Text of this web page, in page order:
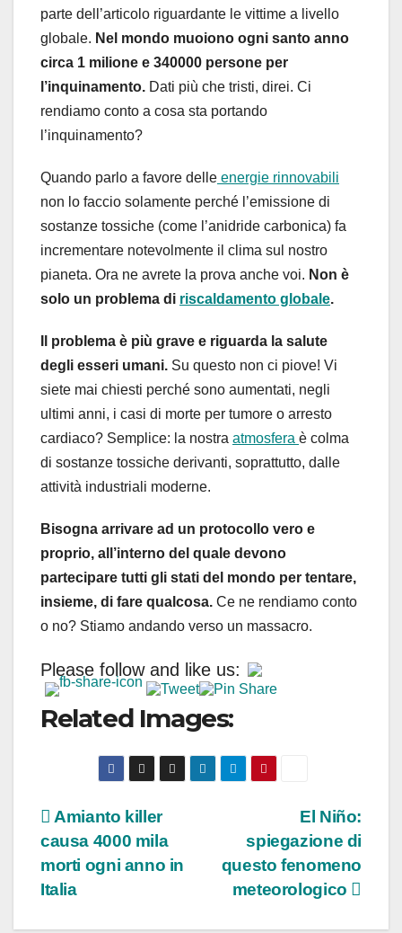
parte dell’articolo riguardante le vittime a livello
globale. Nel mondo muoiono ogni santo anno
circa 1 milione e 340000 persone per
l’inquinamento. Dati più che tristi, direi. Ci
rendiamo conto a cosa sta portando
l’inquinamento?
Quando parlo a favore delle energie rinnovabili
non lo faccio solamente perché l’emissione di
sostanze tossiche (come l’anidride carbonica) fa
incrementare notevolmente il clima sul nostro
pianeta. Ora ne avrete la prova anche voi. Non è
solo un problema di riscaldamento globale.
Il problema è più grave e riguarda la salute
degli esseri umani. Su questo non ci piove! Vi
siete mai chiesti perché sono aumentati, negli
ultimi anni, i casi di morte per tumore o arresto
cardiaco? Semplice: la nostra atmosfera è colma
di sostanze tossiche derivanti, soprattutto, dalle
attività industriali moderne.
Bisogna arrivare ad un protocollo vero e
proprio, all’interno del quale devono
partecipare tutti gli stati del mondo per tentare,
insieme, di fare qualcosa. Ce ne rendiamo conto
o no? Stiamo andando verso un massacro.
Please follow and like us:
Related Images:
Navigazione
articoli
El Niño:
spiegazione di
questo fenomeno
meteorologico
Amianto killer
causa 4000 mila
morti ogni anno in
Italia